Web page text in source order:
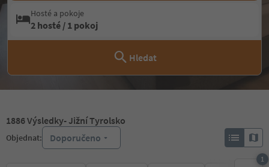
Hosté a pokoje
2 hosté / 1 pokoj
Hledat
1886Výsledky- Jižní Tyrolsko
Objednat: Doporučeno
1